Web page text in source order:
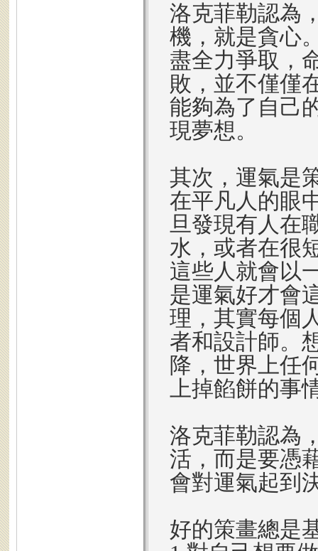
洛克菲勒認為
機，就是貪心
盡全力爭取，
敗，並不僅僅
能夠為了自己
現夢想。
其次，運氣是
在平凡人的眼
旦發現有人在
水，或者在很
這些人就會以
是運氣好才會
理，其實每個
者和設計師。
降，世界上任
上掉餡餅的事
洛克菲勒認為
活，而是要憑
會對運氣起到
好的策畫總是